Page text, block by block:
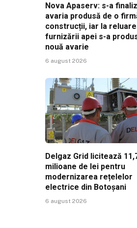
Nova Apaserv: s-a
avaria produsă de o
construcții, iar la
furnizării apei s-a
nouă avarie
6 august 2026
Delgaz Grid licitează
milioane de lei pentru
modernizarea rețelelor
electrice din Botoșani
6 august 2026